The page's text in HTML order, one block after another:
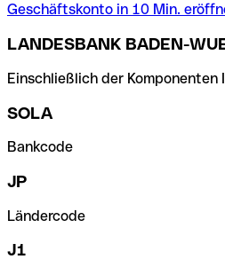
Geschäftskonto in 10 Min.
LANDESBANK BADEN-
Einschließlich der
SOLA
Bankcode
JP
Ländercode
J1